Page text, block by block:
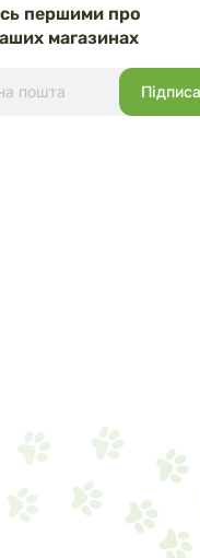
першими про
магазинах